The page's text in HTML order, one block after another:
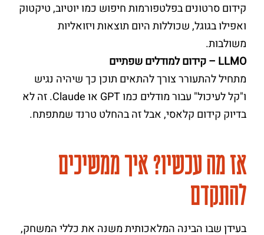
קידום סרטונים בפלטפורמות חיפוש כמו יוטיוב, טיקטוק
ואפילו בגוגל, שכוללות היום תוצאות ויזואליות
משולבות.
LLMO – קידום למודלים שפתיים
מתחיל להתעורר צורך להתאים תוכן כך שיהיה נגיש
ו"קל לעיכול" עבור מודלים כמו GPT או Claude. זה לא
בדיוק קידום קלאסי, אבל זה בהחלט טרנד שמתפתח.
אז מה עכשיו? איך ממשיכים
להתקדם
בעידן שבו הבינה המלאכותית משנה את כללי המשחק,